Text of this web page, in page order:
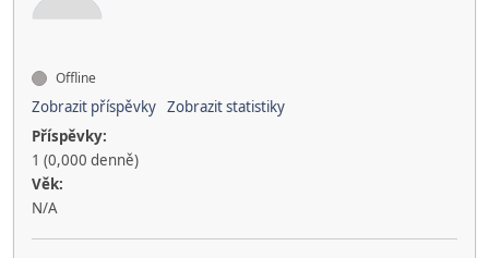
Offline
Zobrazit příspěvky Zobrazit statistiky
Příspěvky:
1 (0,000 denně)
Věk:
N/A